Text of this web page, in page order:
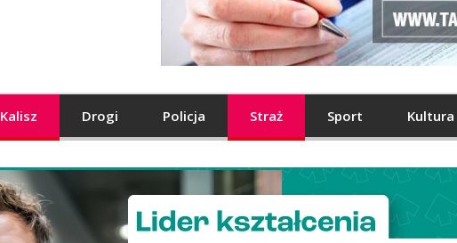
Kalisz Drogi Policja Straż Sport Kultura